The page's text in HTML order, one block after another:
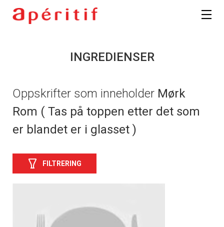
INGREDIENSER
Oppskrifter som inneholder Mørk
Rom ( Tas på toppen etter det som
er blandet er i glasset )
FILTRERING